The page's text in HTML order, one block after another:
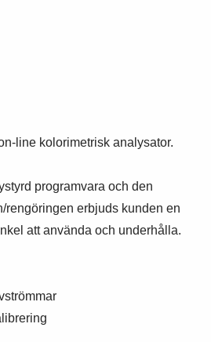
line kolorimetrisk analysator.
programvara och den
rengöringen erbjuds kunden en
att använda och underhålla.